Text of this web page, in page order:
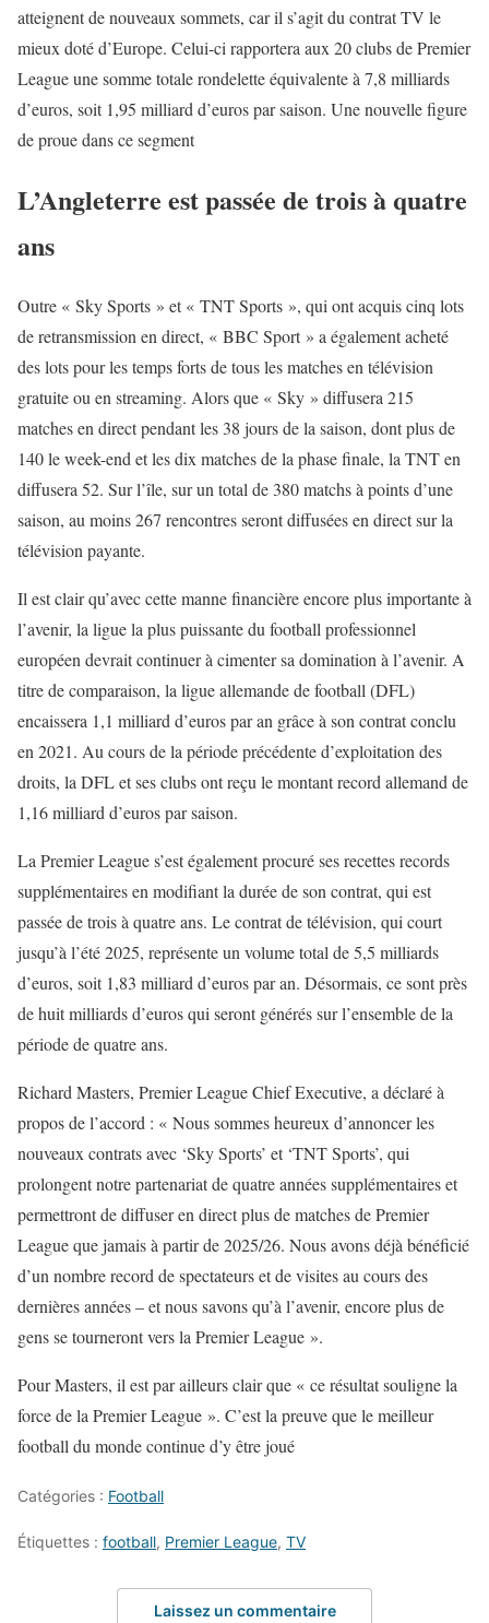
atteignent de nouveaux sommets, car il s’agit du contrat TV le
mieux doté d’Europe. Celui-ci rapportera aux 20 clubs de Premier
League une somme totale rondelette équivalente à 7,8 milliards
d’euros, soit 1,95 milliard d’euros par saison. Une nouvelle figure
de proue dans ce segment
L’Angleterre est passée de trois à quatre
ans
Outre « Sky Sports » et « TNT Sports », qui ont acquis cinq lots
de retransmission en direct, « BBC Sport » a également acheté
des lots pour les temps forts de tous les matches en télévision
gratuite ou en streaming. Alors que « Sky » diffusera 215
matches en direct pendant les 38 jours de la saison, dont plus de
140 le week-end et les dix matches de la phase finale, la TNT en
diffusera 52. Sur l’île, sur un total de 380 matchs à points d’une
saison, au moins 267 rencontres seront diffusées en direct sur la
télévision payante.
Il est clair qu’avec cette manne financière encore plus importante à
l’avenir, la ligue la plus puissante du football professionnel
européen devrait continuer à cimenter sa domination à l’avenir. A
titre de comparaison, la ligue allemande de football (DFL)
encaissera 1,1 milliard d’euros par an grâce à son contrat conclu
en 2021. Au cours de la période précédente d’exploitation des
droits, la DFL et ses clubs ont reçu le montant record allemand de
1,16 milliard d’euros par saison.
La Premier League s’est également procuré ses recettes records
supplémentaires en modifiant la durée de son contrat, qui est
passée de trois à quatre ans. Le contrat de télévision, qui court
jusqu’à l’été 2025, représente un volume total de 5,5 milliards
d’euros, soit 1,83 milliard d’euros par an. Désormais, ce sont près
de huit milliards d’euros qui seront générés sur l’ensemble de la
période de quatre ans.
Richard Masters, Premier League Chief Executive, a déclaré à
propos de l’accord : « Nous sommes heureux d’annoncer les
nouveaux contrats avec ‘Sky Sports’ et ‘TNT Sports’, qui
prolongent notre partenariat de quatre années supplémentaires et
permettront de diffuser en direct plus de matches de Premier
League que jamais à partir de 2025/26. Nous avons déjà bénéficié
d’un nombre record de spectateurs et de visites au cours des
dernières années – et nous savons qu’à l’avenir, encore plus de
gens se tourneront vers la Premier League ».
Pour Masters, il est par ailleurs clair que « ce résultat souligne la
force de la Premier League ». C’est la preuve que le meilleur
football du monde continue d’y être joué
Catégories : Football
Étiquettes : football, Premier League, TV
Laissez un commentaire